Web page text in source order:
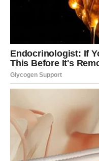
Ekstrahirajte sok od
Naribajte 150 g svježeg
zatim istisnite sok tako